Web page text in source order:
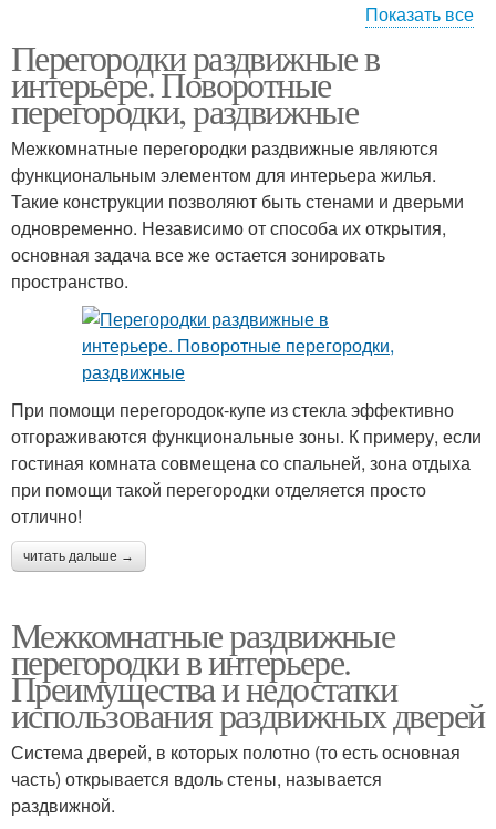
интерьере
перегородка
Витражные
перегородки
Показать все
Перегородки раздвижные в
интерьере. Поворотные
перегородки, раздвижные
Межкомнатные перегородки раздвижные являются
функциональным элементом для интерьера жилья.
Такие конструкции позволяют быть стенами и дверьми
одновременно. Независимо от способа их открытия,
основная задача все же остается зонировать
пространство.
При помощи перегородок-купе из стекла эффективно
отгораживаются функциональные зоны. К примеру, если
гостиная комната совмещена со спальней, зона отдыха
при помощи такой перегородки отделяется просто
отлично!
читать дальше →
Межкомнатные раздвижные
перегородки в интерьере.
Преимущества и недостатки
использования раздвижных дверей
Система дверей, в которых полотно (то есть основная
часть) открывается вдоль стены, называется
раздвижной.